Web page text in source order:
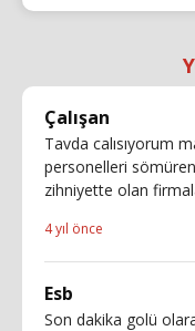
Çalışan
Tavda calısıyorum
personelleri
zihniyette olan
4 yıl önce
Esb
Son dakika golü